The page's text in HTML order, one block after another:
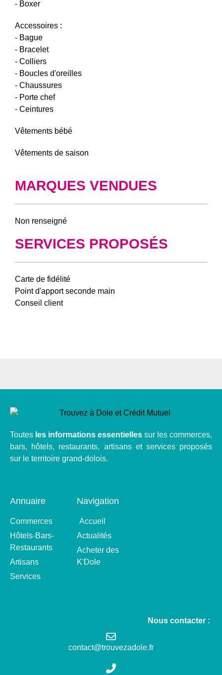
- Boxer
Accessoires :
- Bague
- Bracelet
- Colliers
- Boucles d'oreilles
- Chaussures
- Porte chef
- Ceintures
Vêtements bébé
Vêtements de saison
MARQUES VENDUES
Non renseigné
SERVICES PROPOSÉS
Carte de fidélité
Point d'apport seconde main
Conseil client
Toutes les informations essentielles sur les commerces,
bars, hôtels, restaurants, artisans et services proposés
sur le territoire grand-dolois.
Annuaire
Commerces
Hôtels-Bars-
Restaurants
Artisans
Services
Navigation
Accueil
Actualités
Acheter des
K'Dole
Nous contacter :
contact@trouvezadole.fr